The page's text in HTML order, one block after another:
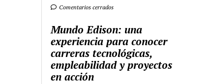
Comentarios cerrados
Mundo Edison: una
experiencia para conocer
carreras tecnológicas,
empleabilidad y proyectos
en acción